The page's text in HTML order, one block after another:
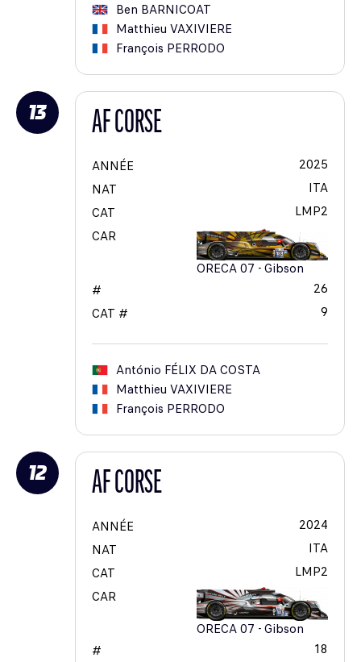
Ben BARNICOAT
Matthieu VAXIVIERE
François PERRODO
13 AF CORSE
ANNÉE
2025
NAT
ITA
CAT
LMP2
CAR
ORECA 07 - Gibson
#
26
CAT #
9
António FÉLIX DA COSTA
Matthieu VAXIVIERE
François PERRODO
12 AF CORSE
ANNÉE
2024
NAT
ITA
CAT
LMP2
CAR
ORECA 07 - Gibson
#
18